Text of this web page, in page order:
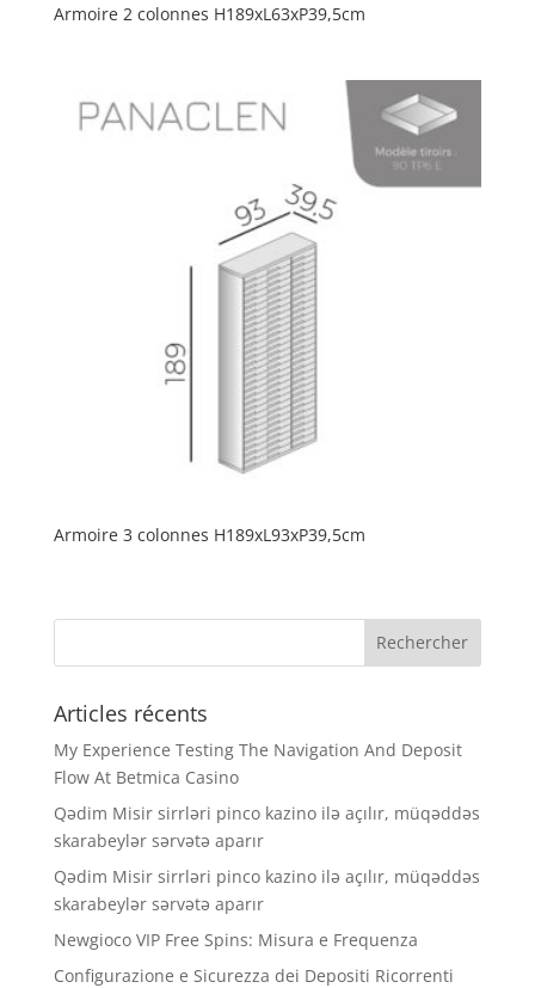
Armoire 2 colonnes H189xL63xP39,5cm
Armoire 3 colonnes H189xL93xP39,5cm
Articles récents
My Experience Testing The Navigation And Deposit
Flow At Betmica Casino
Qədim Misir sirrləri pinco kazino ilə açılır, müqəddəs
skarabeylər sərvətə aparır
Qədim Misir sirrləri pinco kazino ilə açılır, müqəddəs
skarabeylər sərvətə aparır
Newgioco VIP Free Spins: Misura e Frequenza
Configurazione e Sicurezza dei Depositi Ricorrenti